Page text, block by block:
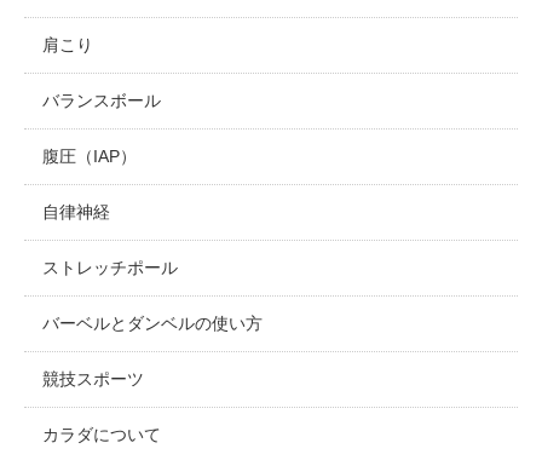
肩こり
バランスボール
腹圧（IAP）
自律神経
ストレッチポール
バーベルとダンベルの使い方
競技スポーツ
カラダについて